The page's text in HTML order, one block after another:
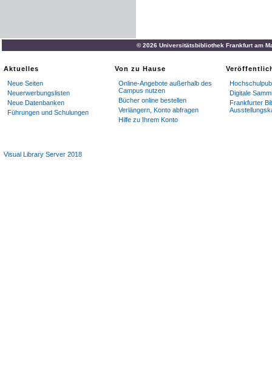
© 2026 Universitätsbibliothek Frankfurt am
Aktuelles
Neue Seiten
Neuerwerbungslisten
Neue Datenbanken
Führungen und Schulungen
Von zu Hause
Online-Angebote außerhalb des
Campus nutzen
Bücher online bestellen
Verlängern, Konto abfragen
Hilfe zu Ihrem Konto
Digitale
Frankfurter
Visual Library Server 2018